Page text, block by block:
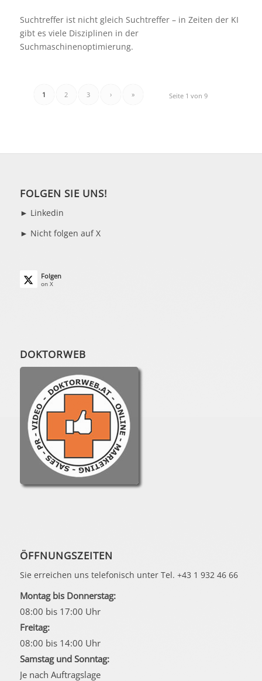
Suchtreffer ist nicht gleich Suchtreffer – in Zeiten der KI
gibt es viele Disziplinen in der
Suchmaschinenoptimierung.
Seite 1 von 9
1 2 3 › »
FOLGEN SIE UNS!
► Linkedin
► Nicht folgen auf X
Folgen
on X
DOKTORWEB
ÖFFNUNGSZEITEN
Sie erreichen uns telefonisch unter Tel. +43 1 932 46 66
Montag bis Donnerstag:
08:00 bis 17:00 Uhr
Freitag:
08:00 bis 14:00 Uhr
Samstag und Sonntag:
Je nach Auftragslage